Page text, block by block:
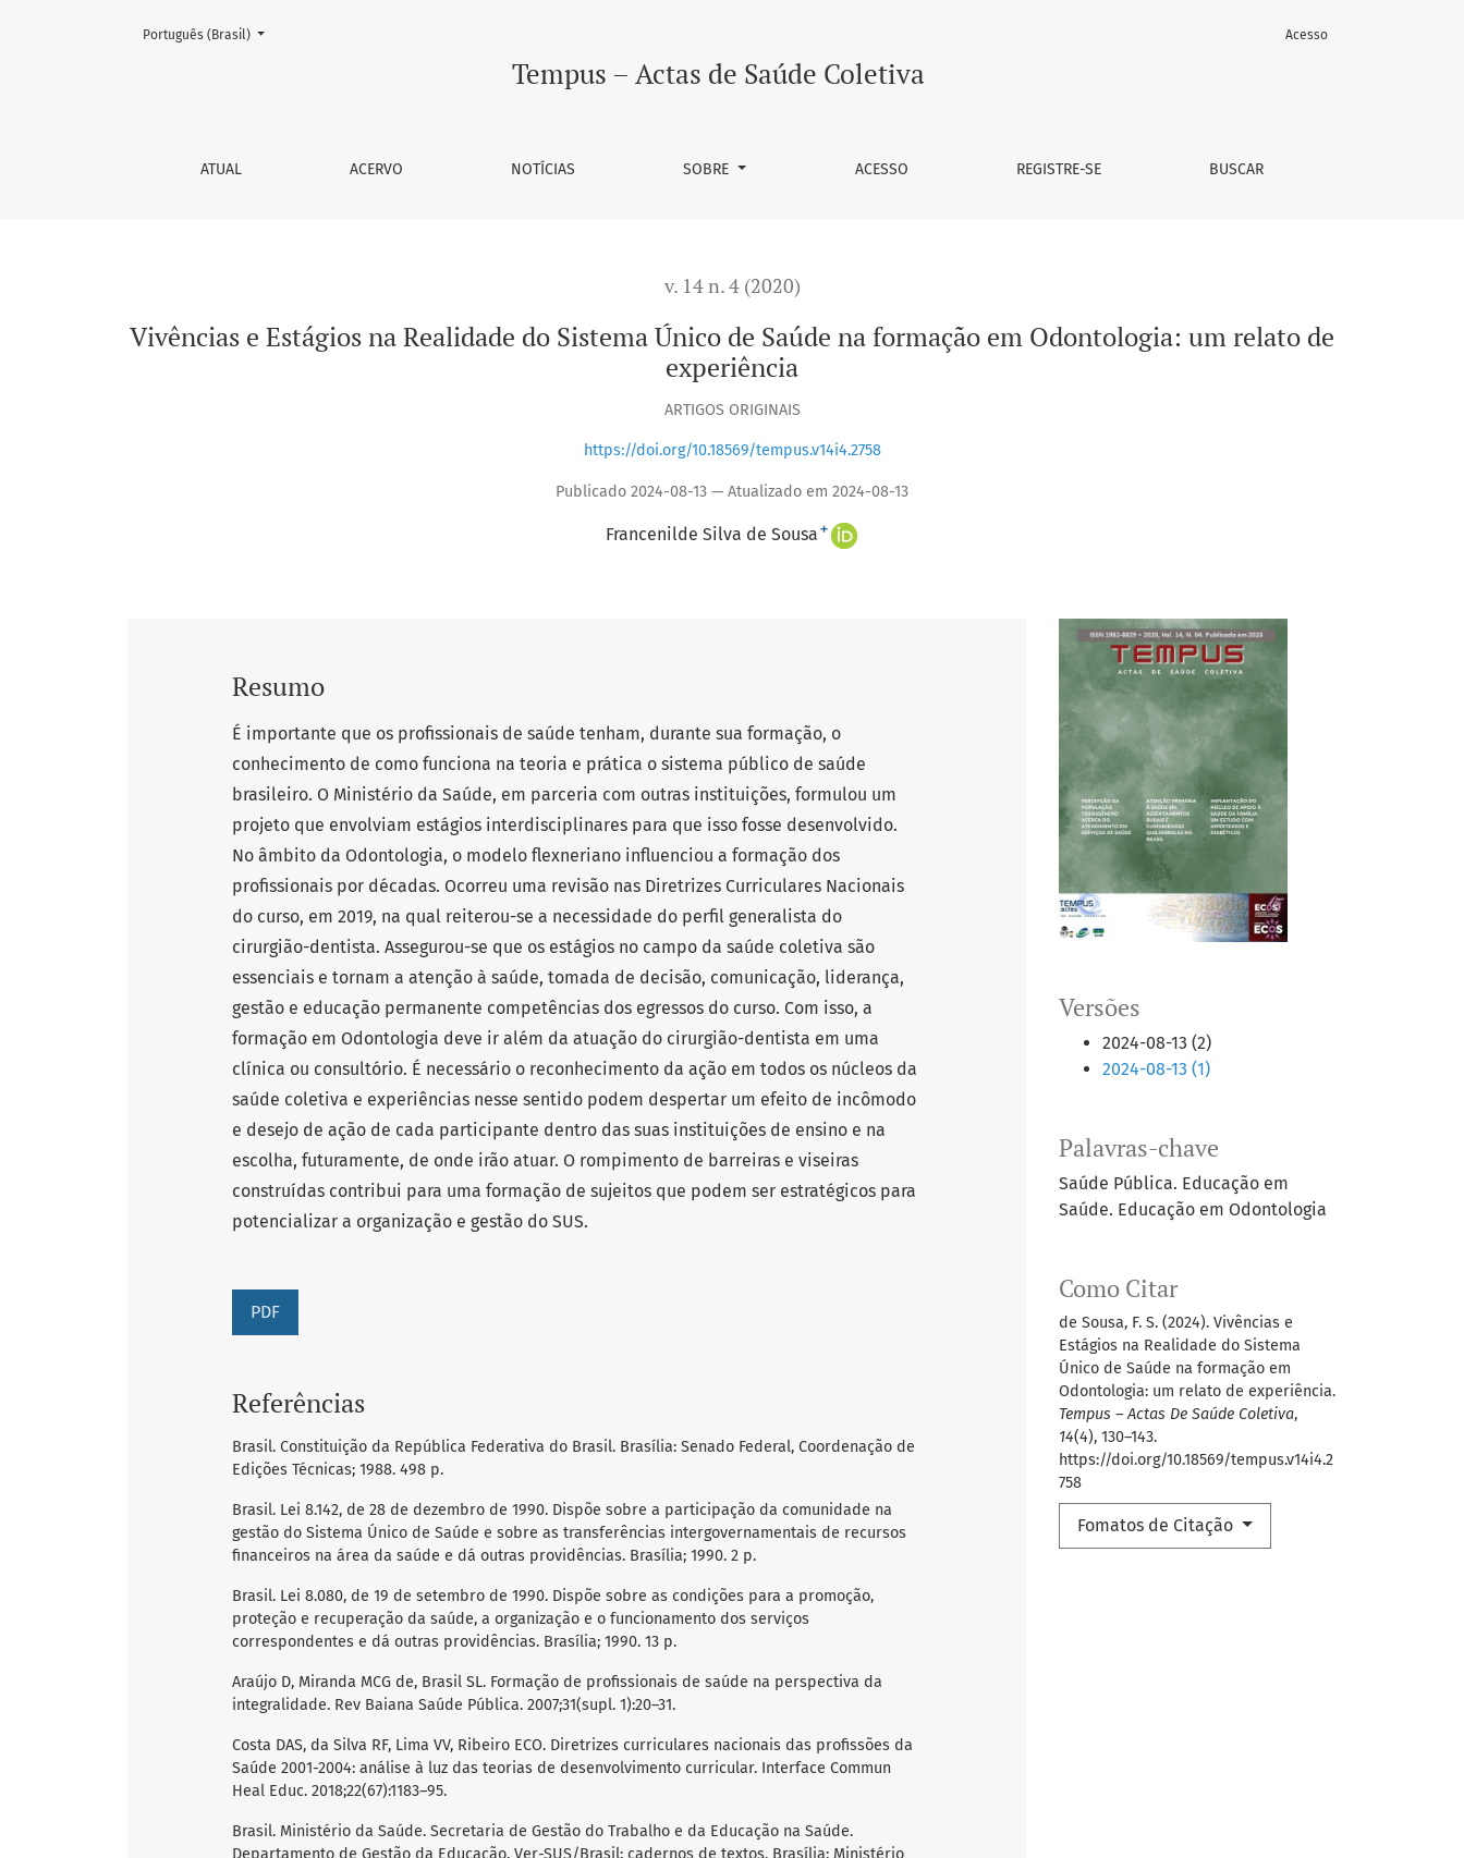
Vivências e Estágios na Realidade do Sistema Único de Saúde na formação em Odontologia: um relato de experiência
Tempus – Actas de Saúde Coletiva
ATUAL ACERVO NOTÍCIAS SOBRE ACESSO REGISTRE-SE BUSCAR
Acesso
Mudar o idioma. O atual é:
Português (Brasil)
v. 14 n. 4 (2020)
Vivências e Estágios na Realidade do Sistema Único de Saúde na formação em Odontologia: um relato de
experiência
ARTIGOS ORIGINAIS
https://doi.org/10.18569/tempus.v14i4.2758
Publicado 2024-08-13 — Atualizado em 2024-08-13
Francenilde Silva de Sousa +
Versões
2024-08-13 (2)
2024-08-13 (1)
Palavras-chave
Saúde Pública. Educação em
Saúde. Educação em Odontologia
Como Citar
de Sousa, F. S. (2024). Vivências e
Estágios na Realidade do Sistema
Único de Saúde na formação em
Odontologia: um relato de experiência.
Tempus – Actas De Saúde Coletiva,
14(4), 130–143.
https://doi.org/10.18569/tempus.v14i4.2
758
Fomatos de Citação
Resumo
É importante que os profissionais de saúde tenham, durante sua formação, o
conhecimento de como funciona na teoria e prática o sistema público de saúde
brasileiro. O Ministério da Saúde, em parceria com outras instituições, formulou um
projeto que envolviam estágios interdisciplinares para que isso fosse desenvolvido.
No âmbito da Odontologia, o modelo flexneriano influenciou a formação dos
profissionais por décadas. Ocorreu uma revisão nas Diretrizes Curriculares Nacionais
do curso, em 2019, na qual reiterou-se a necessidade do perfil generalista do
cirurgião-dentista. Assegurou-se que os estágios no campo da saúde coletiva são
essenciais e tornam a atenção à saúde, tomada de decisão, comunicação, liderança,
gestão e educação permanente competências dos egressos do curso. Com isso, a
formação em Odontologia deve ir além da atuação do cirurgião-dentista em uma
clínica ou consultório. É necessário o reconhecimento da ação em todos os núcleos da
saúde coletiva e experiências nesse sentido podem despertar um efeito de incômodo
e desejo de ação de cada participante dentro das suas instituições de ensino e na
escolha, futuramente, de onde irão atuar. O rompimento de barreiras e viseiras
construídas contribui para uma formação de sujeitos que podem ser estratégicos para
potencializar a organização e gestão do SUS.
PDF
Referências
Brasil. Constituição da República Federativa do Brasil. Brasília: Senado Federal, Coordenação de
Edições Técnicas; 1988. 498 p.
Brasil. Lei 8.142, de 28 de dezembro de 1990. Dispõe sobre a participação da comunidade na
gestão do Sistema Único de Saúde e sobre as transferências intergovernamentais de recursos
financeiros na área da saúde e dá outras providências. Brasília; 1990. 2 p.
Brasil. Lei 8.080, de 19 de setembro de 1990. Dispõe sobre as condições para a promoção,
proteção e recuperação da saúde, a organização e o funcionamento dos serviços
correspondentes e dá outras providências. Brasília; 1990. 13 p.
Araújo D, Miranda MCG de, Brasil SL. Formação de profissionais de saúde na perspectiva da
integralidade. Rev Baiana Saúde Pública. 2007;31(supl. 1):20–31.
Costa DAS, da Silva RF, Lima VV, Ribeiro ECO. Diretrizes curriculares nacionais das profissões da
Saúde 2001-2004: análise à luz das teorias de desenvolvimento curricular. Interface Commun
Heal Educ. 2018;22(67):1183–95.
Brasil. Ministério da Saúde. Secretaria de Gestão do Trabalho e da Educação na Saúde.
Departamento de Gestão da Educação. Ver-SUS/Brasil: cadernos de textos. Brasília: Ministério